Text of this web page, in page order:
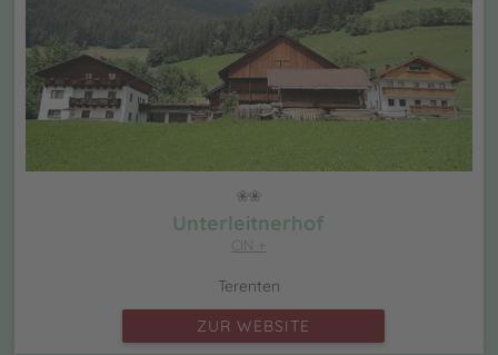
Unterleitnerhof
CIN +
Terenten
ZUR WEBSITE